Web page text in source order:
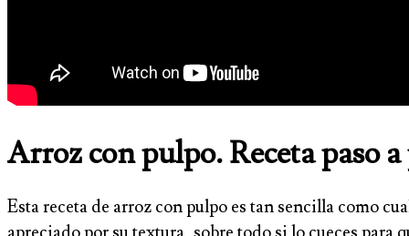
Arroz con pulpo. Receta paso a
Esta receta de arroz con pulpo es tan sencilla como